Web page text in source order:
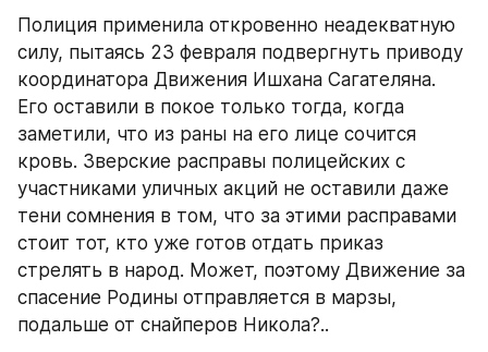
Полиция применила откровенно неадекватную
силу, пытаясь 23 февраля подвергнуть приводу
координатора Движения Ишхана Сагателяна.
Его оставили в покое только тогда, когда
заметили, что из раны на его лице сочится
кровь. Зверские расправы полицейских с
участниками уличных акций не оставили даже
тени сомнения в том, что за этими расправами
стоит тот, кто уже готов отдать приказ
стрелять в народ. Может, поэтому Движение за
спасение Родины отправляется в марзы,
подальше от снайперов Никола?..